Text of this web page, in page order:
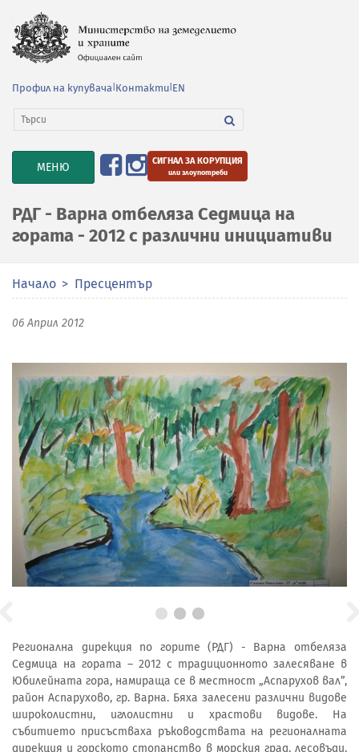
Профил на купувача Контакти EN
TOGGLE
NAVIGATION
МЕНЮ СИГНАЛ ЗА КОРУПЦИЯ
или злоупотреби
РДГ - Варна отбеляза Седмица на
гората - 2012 с различни инициативи
Начало Пресцентър
06 Април 2012
Регионална дирекция по горите (РДГ) - Варна отбеляза
Седмица на гората – 2012 с традиционното залесяване в
Юбилейната гора, намираща се в местност „Аспарухов вал”,
район Аспарухово, гр. Варна. Бяха залесени различни видове
широколистни, иглолистни и храстови видове. На
събитието присъстваха ръководствата на регионалната
дирекция и горското стопанство в морския град, лесовъди,